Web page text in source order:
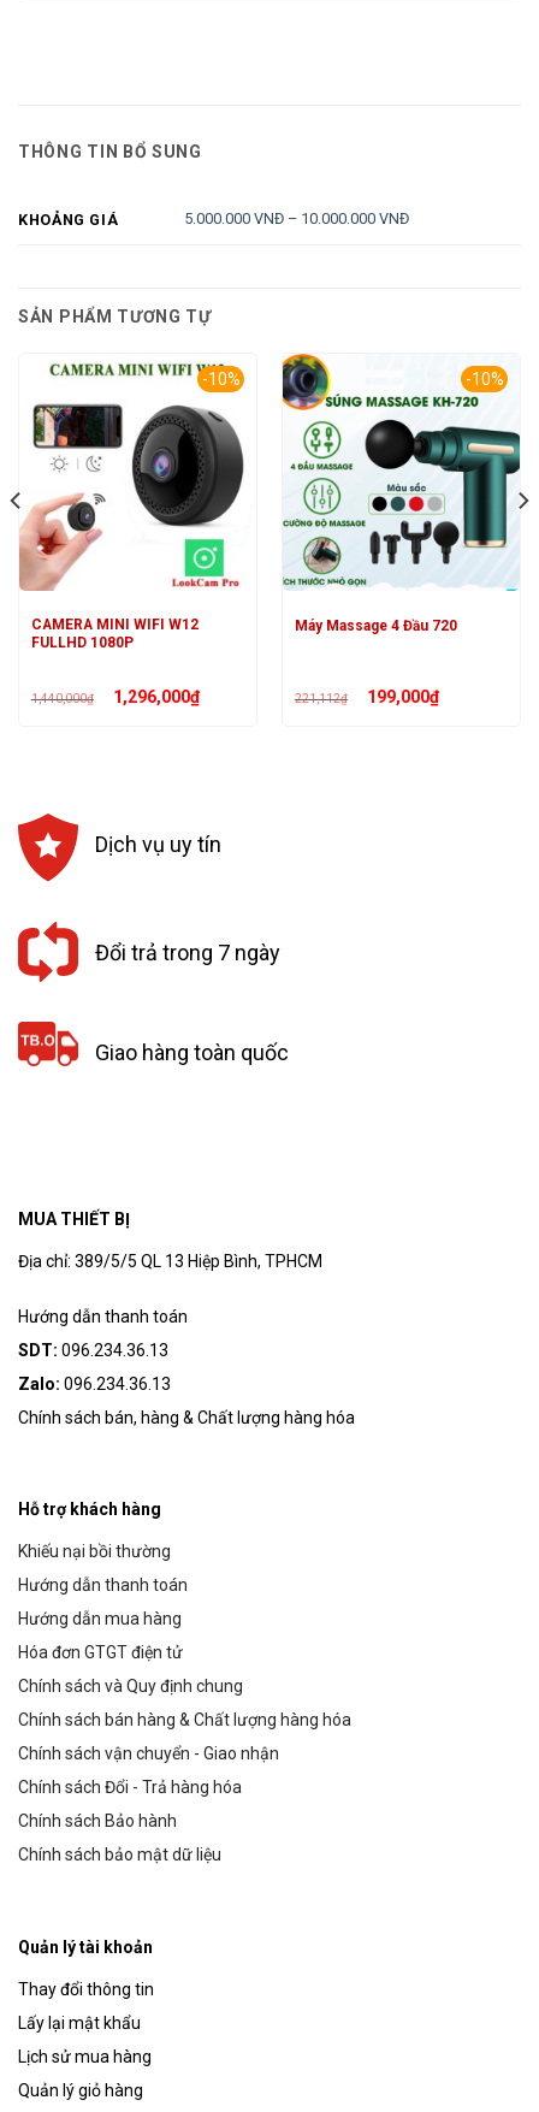
THÔNG TIN BỔ SUNG
KHOẢNG GIÁ 5.000.000 VNĐ – 10.000.000 VNĐ
SẢN PHẨM TƯƠNG TỰ
-10%
CAMERA MINI WIFI W12
FULLHD 1080P
1,440,000₫ Giá
gốc
1,296,000₫Giá
hiện
-10%
Máy Massage 4 Đầu 720
221,112₫ Giá
gốc
199,000₫Giá
hiện
Dịch vụ uy tín
Đổi trả trong 7 ngày
Giao hàng toàn quốc
MUA THIẾT BỊ
Địa chỉ: 389/5/5 QL 13 Hiệp Bình, TPHCM
Hướng dẫn thanh toán
SDT: 096.234.36.13
Zalo: 096.234.36.13
Chính sách bán, hàng & Chất lượng hàng hóa
Hỗ trợ khách hàng
Khiếu nại bồi thường
Hướng dẫn thanh toán
Hướng dẫn mua hàng
Hóa đơn GTGT điện tử
Chính sách và Quy định chung
Chính sách bán hàng & Chất lượng hàng hóa
Chính sách vận chuyển - Giao nhận
Chính sách Đổi - Trả hàng hóa
Chính sách Bảo hành
Chính sách bảo mật dữ liệu
Quản lý tài khoản
Thay đổi thông tin
Lấy lại mật khẩu
Lịch sử mua hàng
Quản lý giỏ hàng